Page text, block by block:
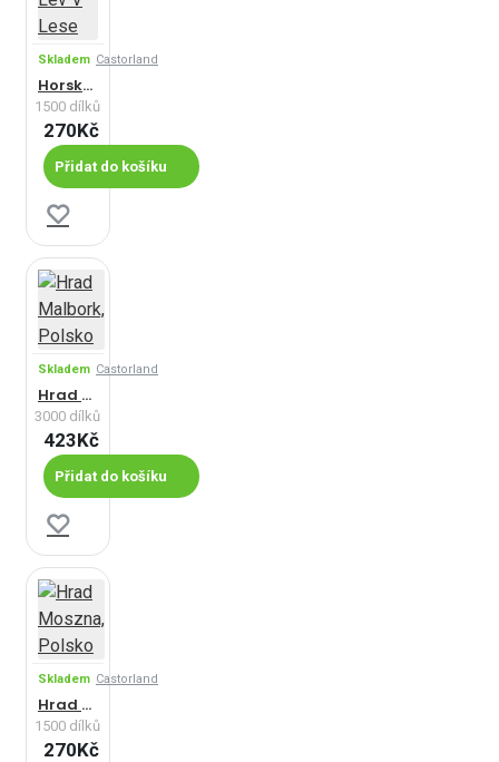
Skladem Castorland
Horský Lev V Lese
1500 dílků
270Kč
Přidat do košíku
Skladem Castorland
Hrad Malbork, Polsko
3000 dílků
423Kč
Přidat do košíku
Skladem Castorland
Hrad Moszna, Polsko
1500 dílků
270Kč